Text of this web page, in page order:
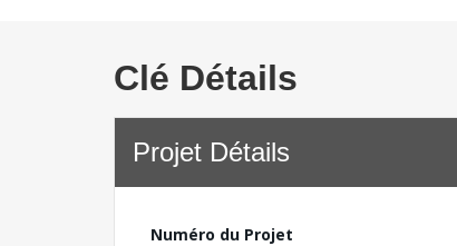
Clé Détails
Projet Détails
Numéro du Projet